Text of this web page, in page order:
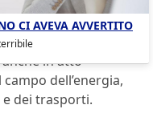
dell’umanità con
in atto
dell’energia,
e dei trasporti.
CI AVEVA AVVERTITO